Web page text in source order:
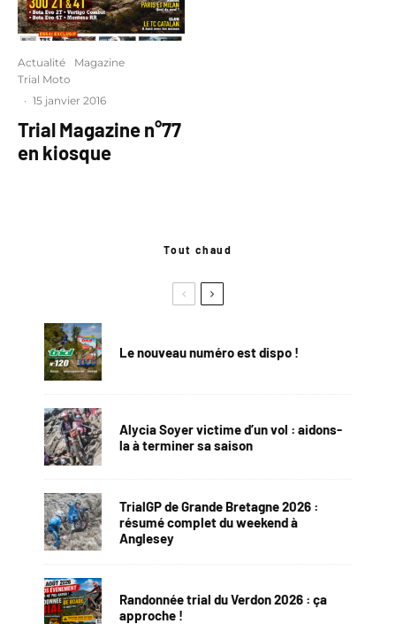
Actualité
Magazine
Trial Moto
· 15 janvier 2016
Trial Magazine n°77
en kiosque
Tout chaud
Le nouveau numéro est dispo !
Alycia Soyer victime d’un vol : aidons-
la à terminer sa saison
TrialGP de Grande Bretagne 2026 :
résumé complet du weekend à
Anglesey
Randonnée trial du Verdon 2026 : ça
approche !